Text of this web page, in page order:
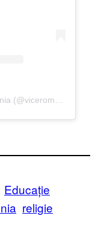
A post shared by VICE România (@viceromania)
Educație
religie